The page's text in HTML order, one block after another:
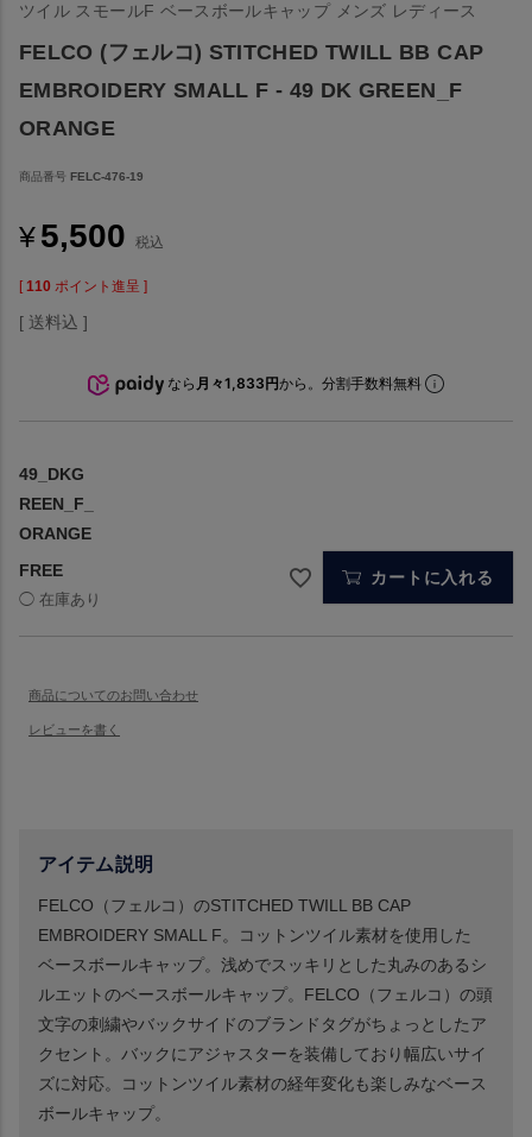
ツイル スモールF ベースボールキャップ メンズ レディース
FELCO (フェルコ) STITCHED TWILL BB CAP
EMBROIDERY SMALL F - 49 DK GREEN_F
ORANGE
商品番号 FELC-476-19
¥5,500 税込
[ 110 ポイント進呈 ]
送料込
なら 月々1,833円から。分割手数料無料
49_DKG
REEN_F_
ORANGE
FREE
カートに入れる
アイテム説明
FELCO（フェルコ）のSTITCHED TWILL BB CAP
EMBROIDERY SMALL F。コットンツイル素材を使用した
ベースボールキャップ。浅めでスッキリとした丸みのあるシ
ルエットのベースボールキャップ。FELCO（フェルコ）の頭
文字の刺繍やバックサイドのブランドタグがちょっとしたア
クセント。バックにアジャスターを装備しており幅広いサイ
ズに対応。コットンツイル素材の経年変化も楽しみなベース
ボールキャップ。